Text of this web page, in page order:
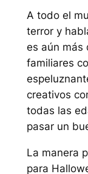
A todo el
terror y
es aún más
familiares
creativos
todas las
pasar un
La manera
para